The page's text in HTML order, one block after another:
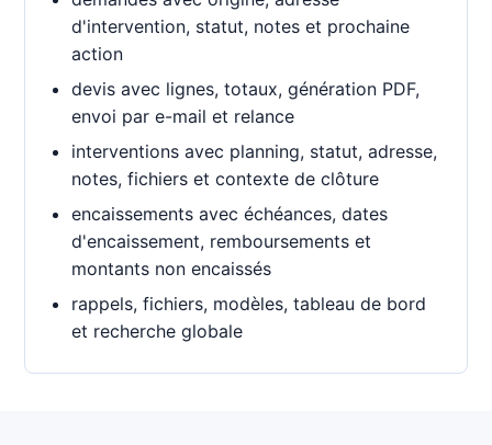
d'intervention, statut, notes et prochaine
action
devis avec lignes, totaux, génération PDF,
envoi par e-mail et relance
interventions avec planning, statut, adresse,
notes, fichiers et contexte de clôture
encaissements avec échéances, dates
d'encaissement, remboursements et
montants non encaissés
rappels, fichiers, modèles, tableau de bord
et recherche globale